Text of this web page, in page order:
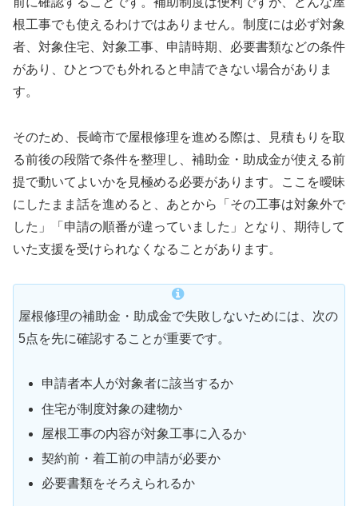
根工事でも使えるわけではありません。制度には必ず対象
者、対象住宅、対象工事、申請時期、必要書類などの条件
があり、ひとつでも外れると申請できない場合がありま
す。
そのため、長崎市で屋根修理を進める際は、見積もりを取
る前後の段階で条件を整理し、補助金・助成金が使える前
提で動いてよいかを見極める必要があります。ここを曖昧
にしたまま話を進めると、あとから「その工事は対象外で
した」「申請の順番が違っていました」となり、期待して
いた支援を受けられなくなることがあります。
屋根修理の補助金・助成金で失敗しないためには、次の
5点を先に確認することが重要です。
申請者本人が対象者に該当するか
住宅が制度対象の建物か
屋根工事の内容が対象工事に入るか
契約前・着工前の申請が必要か
必要書類をそろえられるか